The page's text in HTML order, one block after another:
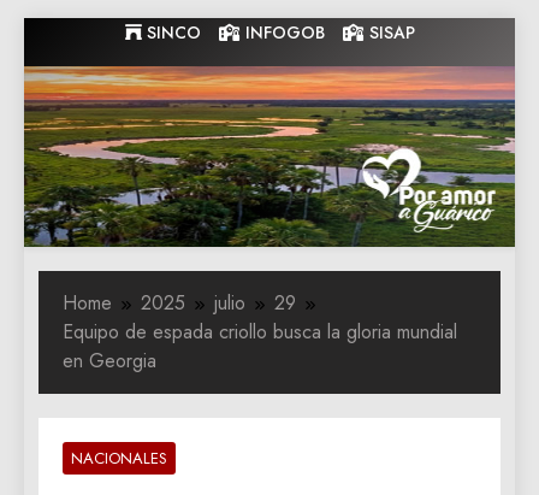
to
content
SINCO INFOGOB SISAP
Gobernacion
de Guarico
Gobernacion de Guarico
Home 2025 julio
29
Equipo de espada criollo busca la gloria mundial
en Georgia
NACIONALES